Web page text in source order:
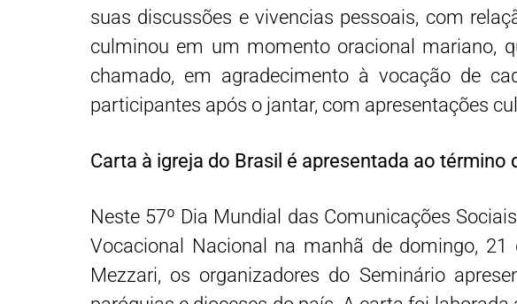
suas discussões e vivencias pessoais, com
culminou em um momento oracional mariano,
chamado, em agradecimento à vocação de
participantes após o jantar, com apresentações
Carta à igreja do Brasil é apresentada ao término
Neste 57º Dia Mundial das Comunicações
Vocacional Nacional na manhã de domingo,
Mezzari, os organizadores do Seminário